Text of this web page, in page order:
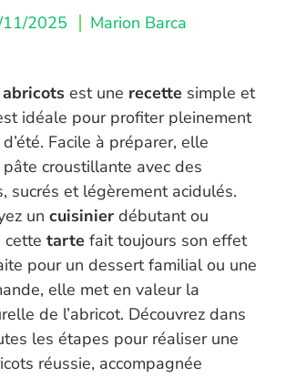
2025 Marion Barca
est une recette simple et
idéale pour profiter pleinement
d’été. Facile à préparer, elle
croustillante avec des
sucrés et légèrement acidulés.
un cuisinier débutant ou
cette tarte fait toujours son effet
pour un dessert familial ou une
elle met en valeur la
de l’abricot. Découvrez dans
les étapes pour réaliser une
réussie, accompagnée